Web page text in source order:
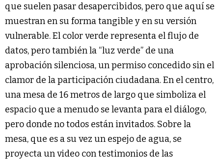
que suelen pasar desapercibidos, pero que aquí se
muestran en su forma tangible y en su versión
vulnerable. El color verde representa el flujo de
datos, pero también la “luz verde” de una
aprobación silenciosa, un permiso concedido sin el
clamor de la participación ciudadana. En el centro,
una mesa de 16 metros de largo que simboliza el
espacio que a menudo se levanta para el diálogo,
pero donde no todos están invitados. Sobre la
mesa, que es a su vez un espejo de agua, se
proyecta un video con testimonios de las